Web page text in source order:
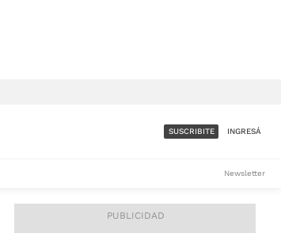
ACCESO FULL - $1.800/MES
SUSCRIBITE INGRESÁ
Newsletter